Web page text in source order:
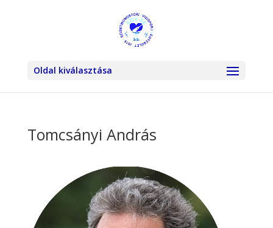
Oldal kiválasztása
Tomcsányi András